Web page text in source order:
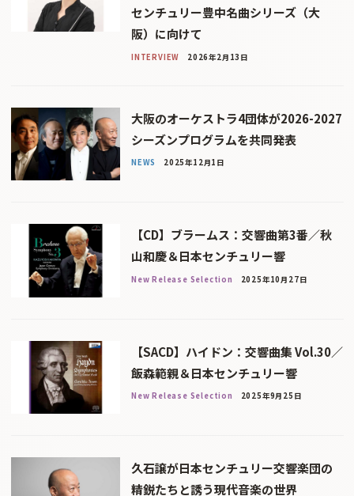
センチュリー豊中名曲シリーズ（大
阪）に向けて
INTERVIEW 2026年2月13日
大阪のオーケストラ4団体が2026-2027
シーズンプログラムを共同発表
NEWS 2025年12月1日
【CD】ブラームス：交響曲第3番／秋
山和慶＆日本センチュリー響
New Release Selection 2025年10月27日
【SACD】ハイドン：交響曲集 Vol.30／
飯森範親＆日本センチュリー響
New Release Selection 2025年9月25日
久石譲が日本センチュリー交響楽団の
精鋭たちと誘う現代音楽の世界